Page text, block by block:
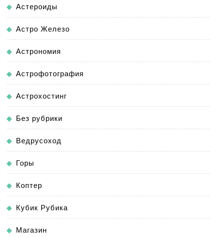
Астероиды
Астро Железо
Астрономия
Астрофотография
Астрохостинг
Без рубрики
Ведрусоход
Горы
Коптер
Кубик Рубика
Магазин